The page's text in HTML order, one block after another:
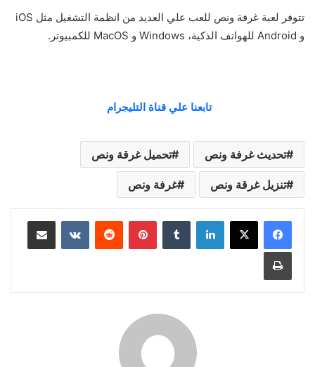
تتوفر لعبة غرفة ونص للعب علي العديد من انظمة التشغيل مثل iOS
و Android للهواتف الذكية، Windows و MacOS للكمبيوتر.
تابعنا علي قناة التليجرام
تحديث غرفة ونص تحميل غرقة ونص
تنزيل غرقة ونص غرفة ونص
لينكدإن بينتيريست مشاركة عبر البريد
طباعة